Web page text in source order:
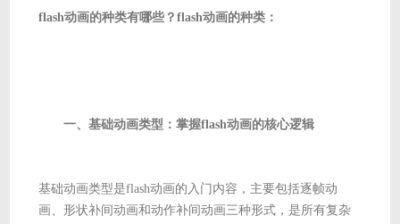
flash动画的种类有哪些？flash动画的种类：
一、基础动画类型：掌握flash动画的核心逻辑
基础动画类型是flash动画的入门内容，主要包括逐帧动
画、形状补间动画和动作补间动画三种形式，是所有复杂